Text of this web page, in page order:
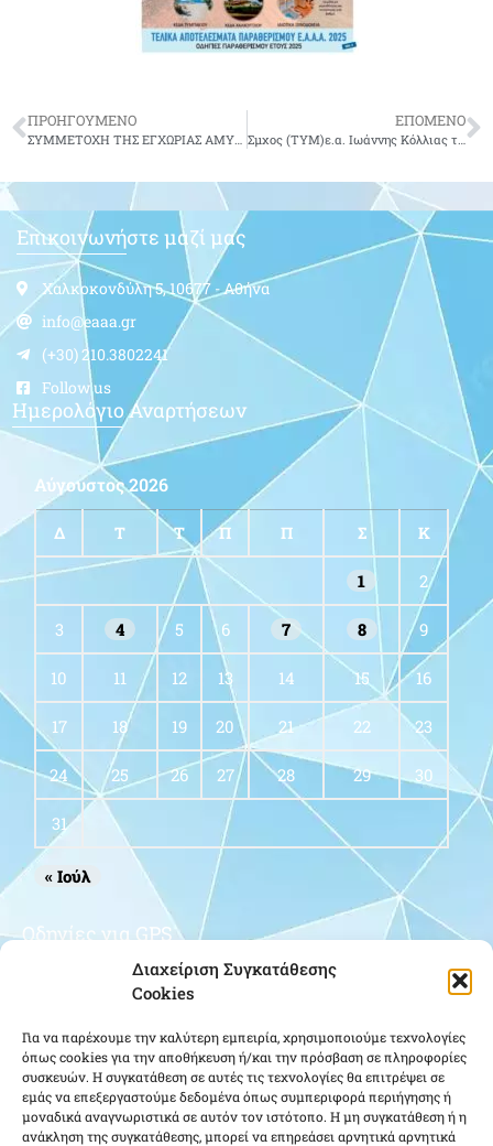
Διαχείριση Συγκατάθεσης
Cookies
Για να παρέχουμε την καλύτερη εμπειρία, χρησιμοποιούμε τεχνολογίες
όπως cookies για την αποθήκευση ή/και την πρόσβαση σε πληροφορίες
συσκευών. Η συγκατάθεση σε αυτές τις τεχνολογίες θα επιτρέψει σε
εμάς να επεξεργαστούμε δεδομένα όπως συμπεριφορά περιήγησης ή
μοναδικά αναγνωριστικά σε αυτόν τον ιστότοπο. Η μη συγκατάθεση ή η
ανάκληση της συγκατάθεσης, μπορεί να επηρεάσει αρνητικά αρνητικά
ΠΡΟΗΓΟΥΜΕΝΟ ΕΠΟΜΕΝΟ
Σμχος (ΤΥΜ)ε.α. Ιωάννης Κόλλιας του Αθανασίου-δεν είναι πια μαζί μας.
Επικοινωνήστε μαζί μας
Χαλκοκονδύλη 5, 10677 - Αθήνα
info@eaaa.gr
(+30) 210.3802241
Follow us
Ημερολόγιο Αναρτήσεων
Αύγουστος 2026
Δ Τ Τ Π Π Σ Κ
1 2
3 4 5 6 7 8 9
10 11 12 13 14 15 16
17 18 19 20 21 22 23
24 25 26 27 28 29 30
31
« Ιούλ
Οδηγίες για GPS
Κάντε κλικ για να αποδεχτείτε cookies